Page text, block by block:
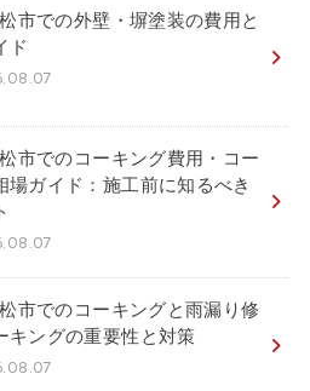
市での外壁・塀塗装の費用と
ド
市でのコーキング費用・コー
場ガイド：施工前に知るべき
市でのコーキングと雨漏り修
キングの重要性と対策